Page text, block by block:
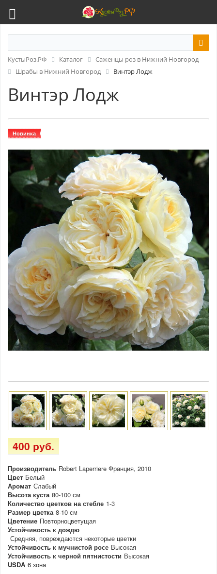
КустыРоз.РФ Каталог
Саженцы роз в Нижний Новгород
Шрабы в Нижний Новгород
Винтэр Лодж
Винтэр Лодж
Новинка
400 руб.
Производитель Robert Laperriere Франция, 2010
Цвет Белый
Аромат Слабый
Высота куста 80-100 см
Количество цветков на стебле 1-3
Размер цветка 8-10 см
Цветение Повторноцветущая
Устойчивость к дождю
Средняя, повреждаются некоторые цветки
Устойчивость к мучнистой росе Высокая
Устойчивость к черной пятнистости Высокая
USDA 6 зона